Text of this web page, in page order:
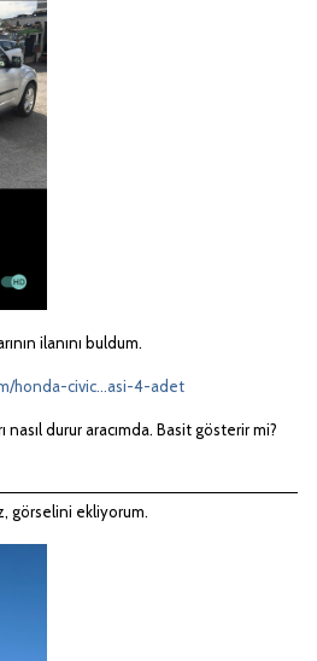
ilanını buldum.
honda-civic...asi-4-adet
durur aracımda. Basit gösterir mi?
görselini ekliyorum.